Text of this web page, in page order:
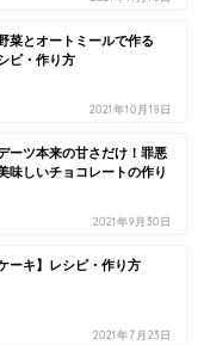
菜とオートミールで作る
ピ・作り方
2021年10月18日
ーツ本来の甘さだけ！罪悪
味しいチョコレートの作り
2021年9月30日
ーキ】レシピ・作り方
2021年7月23日